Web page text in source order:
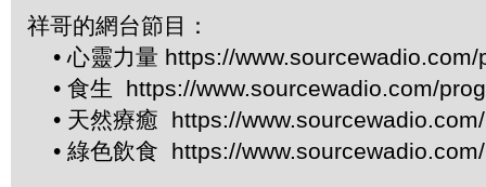
祥哥的網台節目：
• 心靈力量 https://
• 食生 https://www.sourcewadio.com/
• 天然療癒 https://
• 綠色飲食 https://